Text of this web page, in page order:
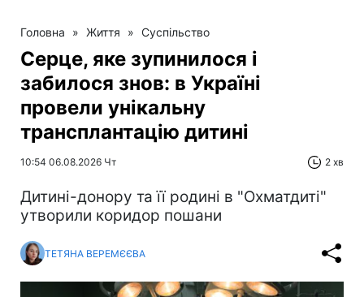
Головна » Життя » Суспільство
Серце, яке зупинилося і
забилося знов: в Україні
провели унікальну
трансплантацію дитині
10:54 06.08.2026 Чт 2 хв
Дитині-донору та її родині в "Охматдиті"
утворили коридор пошани
ТЕТЯНА ВЕРЕМЄЄВА